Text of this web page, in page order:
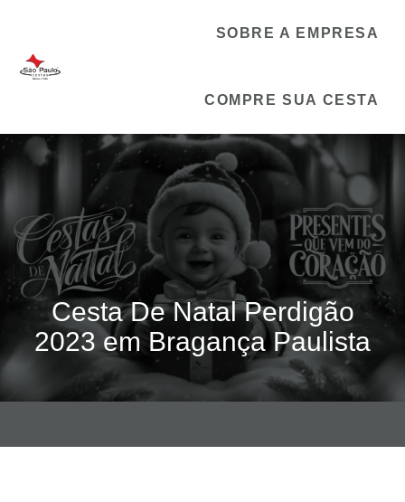
SOBRE A EMPRESA
COMPRE SUA CESTA
Cesta De Natal Perdigão
2023 em Bragança Paulista